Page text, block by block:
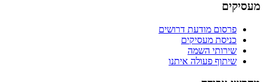
מעסיקים
פרסום מודעת דרושים
כניסת מעסיקים
שירותי השמה
שיתוף פעולה איתנו